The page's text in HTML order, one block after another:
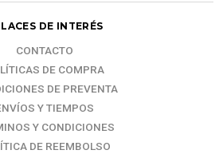
DE INTERÉS
CONTACTO
DE COMPRA
DE PREVENTA
Y TIEMPOS
Y CONDICIONES
DE REEMBOLSO